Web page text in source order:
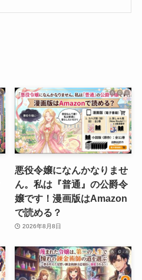
悪役令嬢になんかなりませ
ん。私は『普通』の公爵令
嬢です！漫画版はAmazon
で読める？
2026年8月8日